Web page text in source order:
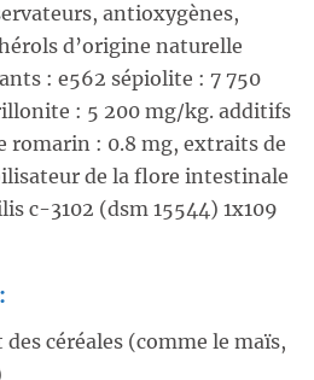
antioxygènes,
d’origine naturelle
: e562 sépiolite : 7 750
: 5 200 mg/kg. additifs
romarin : 0.8 mg, extraits de
de la flore intestinale
c-3102 (dsm 15544) 1x109
céréales (comme le maïs,